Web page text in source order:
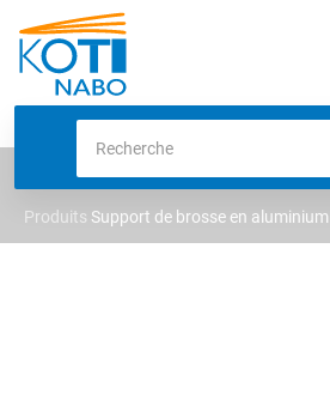
Produits Support de brosse en aluminium